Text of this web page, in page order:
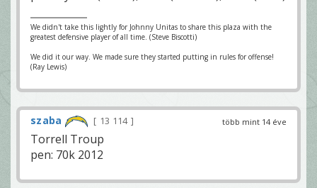
We didn't take this lightly for Johnny Unitas to share this plaza with the
greatest defensive player of all time. (Steve Biscotti)
We did it our way. We made sure they started putting in rules for offense!
(Ray Lewis)
több mint 14 éve
szaba 13 114
Torrell Troup
pen: 70k 2012